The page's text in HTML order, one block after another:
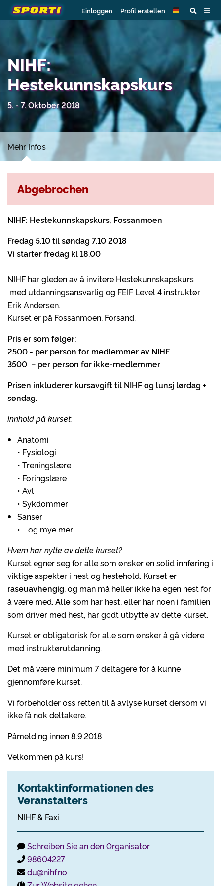
Einloggen Profil erstellen
NIHF:
Hestekunnskapskurs
5. - 7. Oktober 2018
Mehr Infos
NIHF: Hestekunnskapskurs, Fossanmoen
Fredag 5.10 til søndag 7.10 2018
Vi starter fredag kl 18.00
NIHF har gleden av å invitere Hestekunnskapskurs
med utdanningsansvarlig og FEIF Level 4 instruktør
Erik Andersen.
Kurset er på Fossanmoen, Forsand.
Pris er som følger:
2500 - per person for medlemmer av NIHF
3500 – per person for ikke-medlemmer
Prisen inkluderer kursavgift til NIHF og lunsj lørdag +
søndag.
Innhold på kurset:
Anatomi
• Fysiologi
• Treningslære
• Foringslære
• Avl
• Sykdommer
Sanser
• ....og mye mer!
Hvem har nytte av dette kurset?
Kurset egner seg for alle som ønsker en solid innføring i
viktige aspekter i hest og hestehold. Kurset er
raseuavhengig, og man må heller ikke ha egen hest for
å være med. Allesom har hest, eller har noen i familien
som driver med hest, har godt utbytte av dette kurset.
Kurset er obligatorisk for alle som ønsker å gå videre
med instruktørutdanning.
Det må være minimum 7 deltagere for å kunne
gjennomføre kurset.
Vi forbeholder oss retten til å avlyse kurset dersom vi
ikke få nok deltakere.
Påmelding innen 8.9.2018
Velkommen på kurs!
Kontaktinformationen des
Veranstalters
NIHF & Faxi
Schreiben Sie an den Organisator
98604227
du@nihf.no
Abgebrochen